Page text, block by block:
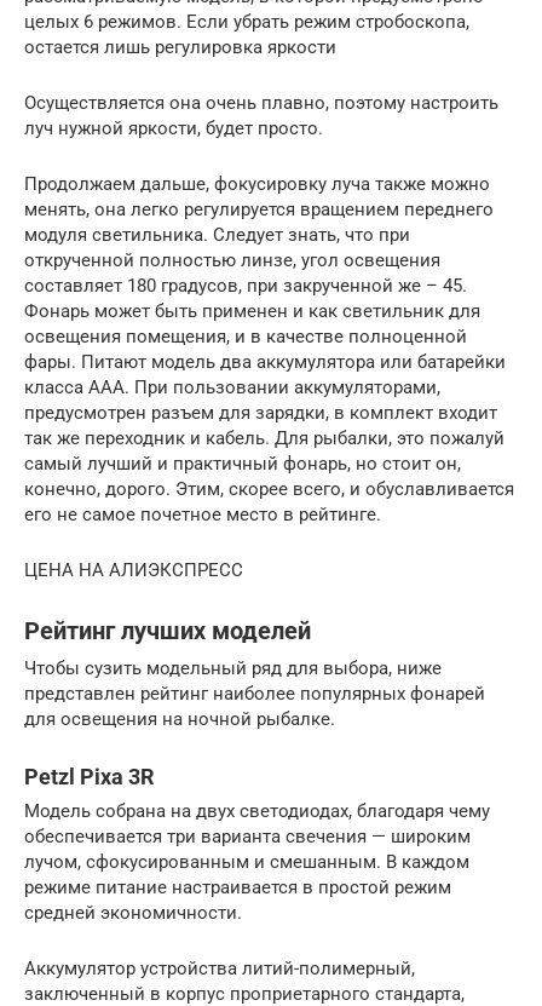
целых 6 режимов. Если убрать режим стробоскопа,
остается лишь регулировка яркости
Осуществляется она очень плавно, поэтому настроить
луч нужной яркости, будет просто.
Продолжаем дальше, фокусировку луча также можно
менять, она легко регулируется вращением переднего
модуля светильника. Следует знать, что при
открученной полностью линзе, угол освещения
составляет 180 градусов, при закрученной же – 45.
Фонарь может быть применен и как светильник для
освещения помещения, и в качестве полноценной
фары. Питают модель два аккумулятора или батарейки
класса ААА. При пользовании аккумуляторами,
предусмотрен разъем для зарядки, в комплект входит
так же переходник и кабель. Для рыбалки, это пожалуй
самый лучший и практичный фонарь, но стоит он,
конечно, дорого. Этим, скорее всего, и обуславливается
его не самое почетное место в рейтинге.
ЦЕНА НА АЛИЭКСПРЕСС
Рейтинг лучших моделей
Чтобы сузить модельный ряд для выбора, ниже
представлен рейтинг наиболее популярных фонарей
для освещения на ночной рыбалке.
Petzl Pixa 3R
Модель собрана на двух светодиодах, благодаря чему
обеспечивается три варианта свечения — широким
лучом, сфокусированным и смешанным. В каждом
режиме питание настраивается в простой режим
средней экономичности.
Аккумулятор устройства литий-полимерный,
заключенный в корпус проприетарного стандарта,